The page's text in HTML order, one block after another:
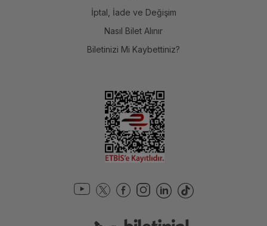
İptal, İade ve Değişim
Nasıl Bilet Alınır
Biletinizi Mi Kaybettiniz?